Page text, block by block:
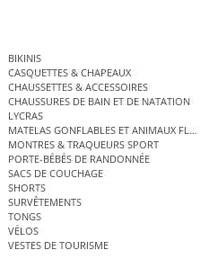
BIKINIS
CASQUETTES & CHAPEAUX
CHAUSSETTES & ACCESSOIRES
CHAUSSURES DE BAIN ET DE NATATION
LYCRAS
MATELAS GONFLABLES ET ANIMAUX
MONTRES & TRAQUEURS SPORT
PORTE-BÉBÉS DE RANDONNÉE
SACS DE COUCHAGE
SHORTS
SURVÊTEMENTS
TONGS
VÉLOS
VESTES DE TOURISME